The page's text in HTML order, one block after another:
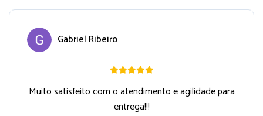
Gabriel Ribeiro
Muito satisfeito com o atendimento e agilidade para
entrega!!!